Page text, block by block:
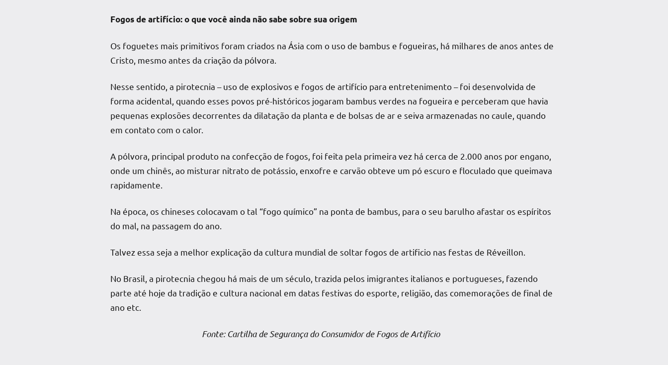
Fogos de artifício: o que você ainda não sabe sobre sua origem
Os foguetes mais primitivos foram criados na Ásia com o uso de bambus e fogueiras, há milhares de anos antes de
Cristo, mesmo antes da criação da pólvora.
Nesse sentido, a pirotecnia – uso de explosivos e fogos de artifício para entretenimento – foi desenvolvida de
forma acidental, quando esses povos pré-históricos jogaram bambus verdes na fogueira e perceberam que havia
pequenas explosões decorrentes da dilatação da planta e de bolsas de ar e seiva armazenadas no caule, quando
em contato com o calor.
A pólvora, principal produto na confecção de fogos, foi feita pela primeira vez há cerca de 2.000 anos por engano,
onde um chinês, ao misturar nitrato de potássio, enxofre e carvão obteve um pó escuro e floculado que queimava
rapidamente.
Na época, os chineses colocavam o tal “fogo químico” na ponta de bambus, para o seu barulho afastar os espíritos
do mal, na passagem do ano.
Talvez essa seja a melhor explicação da cultura mundial de soltar fogos de artificio nas festas de Réveillon.
No Brasil, a pirotecnia chegou há mais de um século, trazida pelos imigrantes italianos e portugueses, fazendo
parte até hoje da tradição e cultura nacional em datas festivas do esporte, religião, das comemorações de final de
ano etc.
Fonte: Cartilha de Segurança do Consumidor de Fogos de Artifício